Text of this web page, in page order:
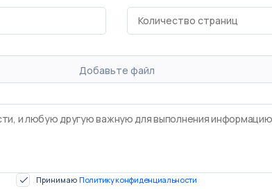
Добавьте файл
Принимаю Политику конфиденциальности